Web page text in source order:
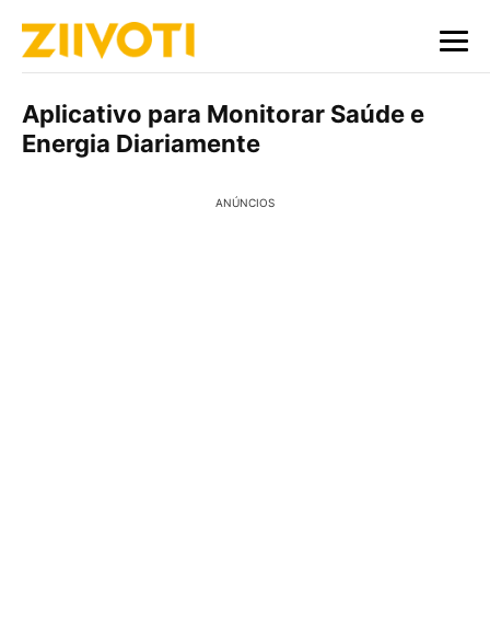
Aplicativo para Monitorar Saúde e
Energia Diariamente
ANÚNCIOS